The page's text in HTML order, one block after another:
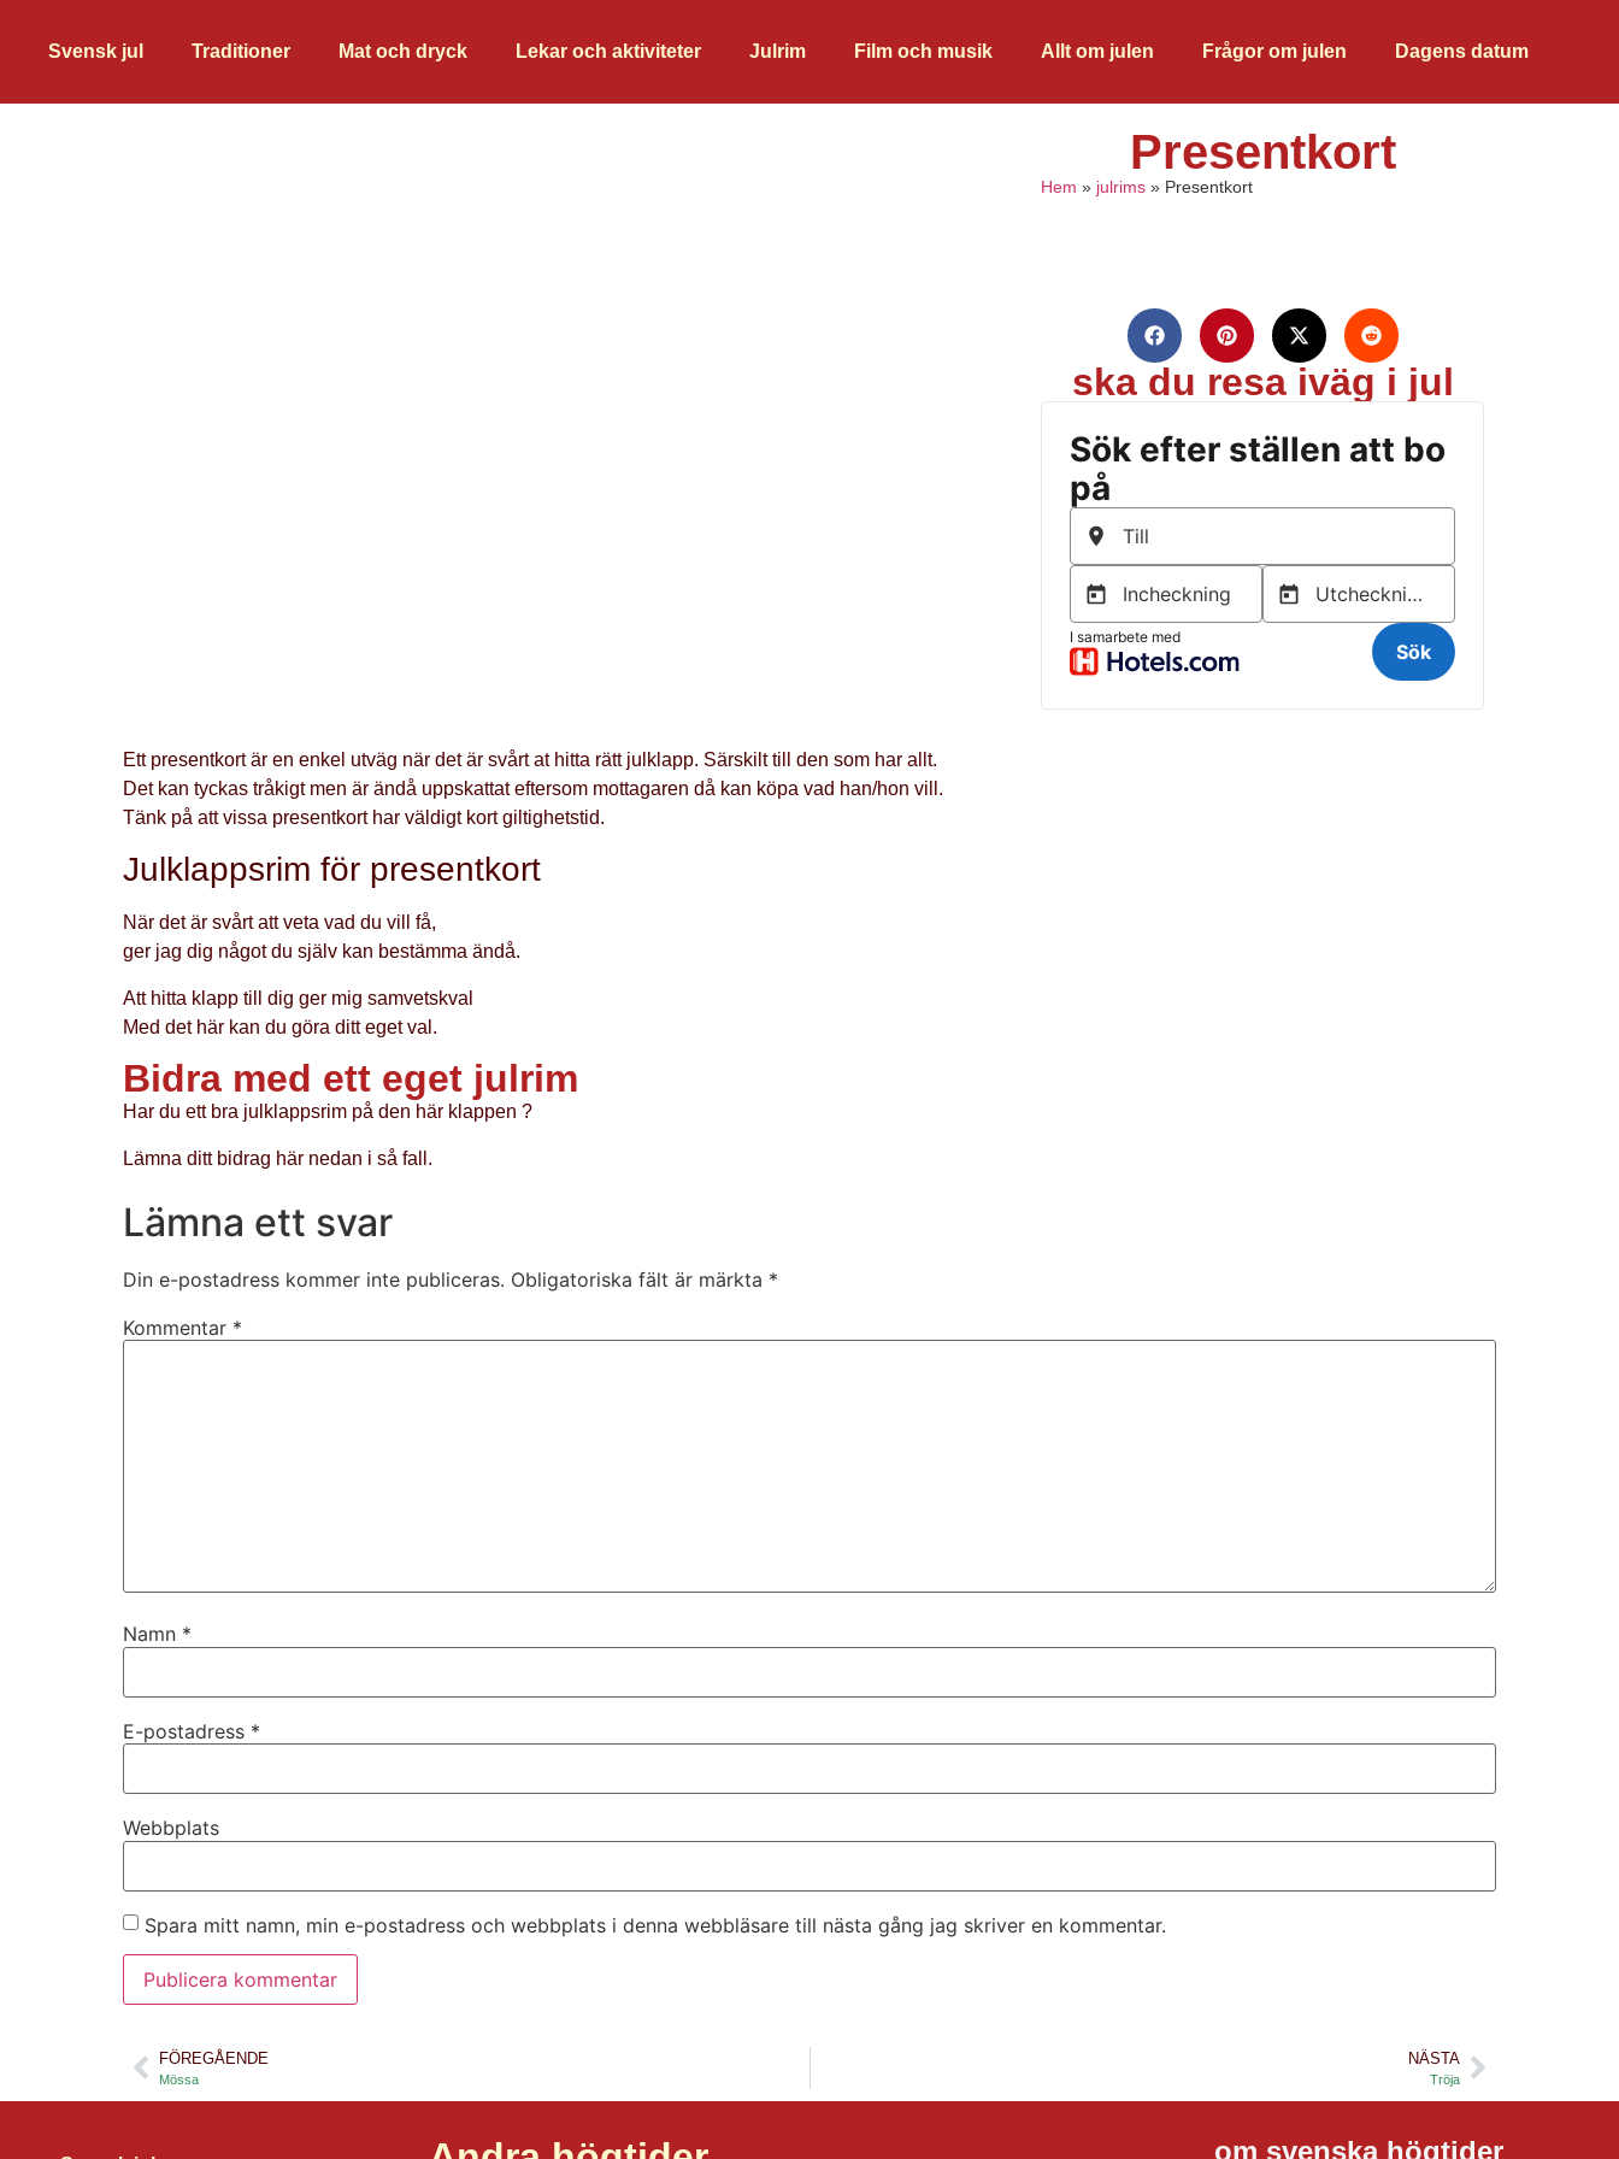
Svensk jul Traditioner Mat och dryck Lekar och aktiviteter Julrim Film och musik Allt om julen Frågor om julen Dagens datum
Presentkort
Hem » julrims » Presentkort
ska du resa iväg i jul
Ett presentkort är en enkel utväg när det är svårt at hitta rätt julklapp. Särskilt till den som har allt.
Det kan tyckas tråkigt men är ändå uppskattat eftersom mottagaren då kan köpa vad han/hon vill.
Tänk på att vissa presentkort har väldigt kort giltighetstid.
Julklappsrim för presentkort
När det är svårt att veta vad du vill få,
ger jag dig något du själv kan bestämma ändå.
Att hitta klapp till dig ger mig samvetskval
Med det här kan du göra ditt eget val.
Bidra med ett eget julrim
Har du ett bra julklappsrim på den här klappen ?
Lämna ditt bidrag här nedan i så fall.
Lämna ett svar
Din e-postadress kommer inte publiceras. Obligatoriska fält är märkta *
Kommentar *
Namn *
E-postadress *
Webbplats
Spara mitt namn, min e-postadress och webbplats i denna webbläsare till nästa gång jag skriver en kommentar.
FÖREGÅENDE
Mössa
NÄSTA
Tröja
om svenska högtider